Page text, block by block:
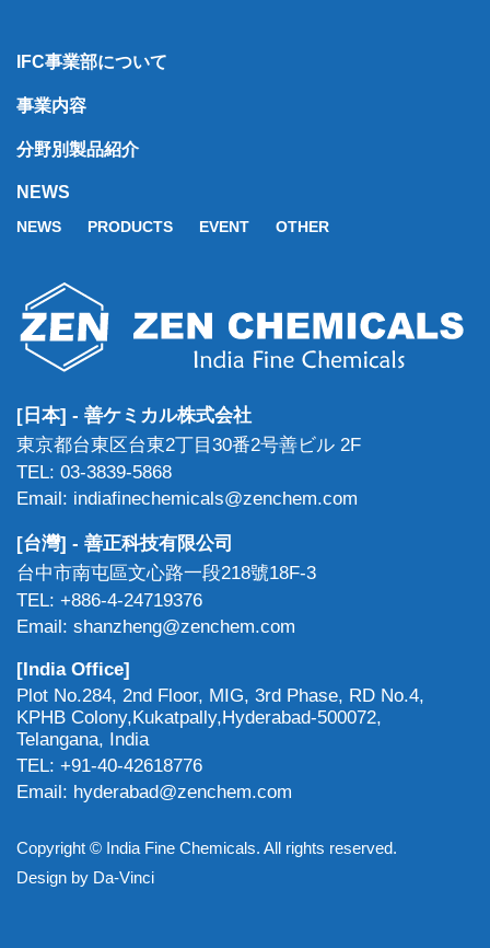
IFC事業部について
事業内容
分野別製品紹介
NEWS
NEWS PRODUCTS EVENT OTHER
[日本] - 善ケミカル株式会社
東京都台東区台東2丁目30番2号善ビル 2F
TEL: 03-3839-5868
Email: indiafinechemicals@zenchem.com
[台灣] - 善正科技有限公司
台中市南屯區文心路一段218號18F-3
TEL: +886-4-24719376
Email: shanzheng@zenchem.com
[India Office]
Plot No.284, 2nd Floor, MIG, 3rd Phase, RD No.4,
KPHB Colony,Kukatpally,Hyderabad-500072,
Telangana, India
TEL: +91-40-42618776
Email: hyderabad@zenchem.com
Copyright © India Fine Chemicals. All rights reserved.
Design by Da-Vinci